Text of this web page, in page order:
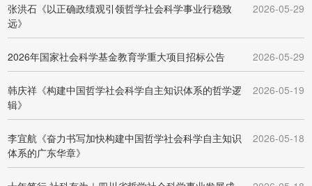
张洪石《以正确政绩观引领哲学社会科学事业行稳致
远》
2026-05-29
2026年国家社会科学基金教育学重大项目招标公告 2026-05-29
韩庆祥《构建中国哲学社会科学自主知识体系的哲学逻
辑》
2026-05-19
李宜航《奋力书写加快构建中国哲学社会科学自主知识
体系的广东华章》
2026-05-18